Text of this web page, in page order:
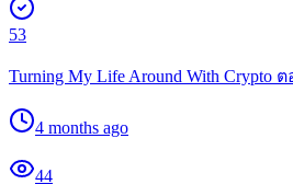
53
Turning My Life Around With Crypto
4 months ago
44